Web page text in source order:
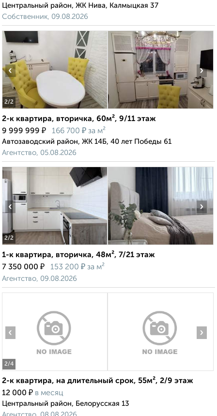
Центральный район, ЖК Нива, Калмыцкая 37
Собственник, 09.08.2026
2/2
‹ ›
2-к квартира, вторичка, 60м², 9/11 этаж
9 999 999 ₽ 166 700 ₽ за м²
Автозаводский район, ЖК 14Б, 40 лет Победы 61
Агентство, 05.08.2026
2/2
‹ ›
1-к квартира, вторичка, 48м², 7/21 этаж
7 350 000 ₽ 153 200 ₽ за м²
Агентство, 09.08.2026
2/4
‹ ›
2-к квартира, на длительный срок, 55м², 2/9 этаж
12 000 ₽ в месяц
Центральный район, Белорусская 13